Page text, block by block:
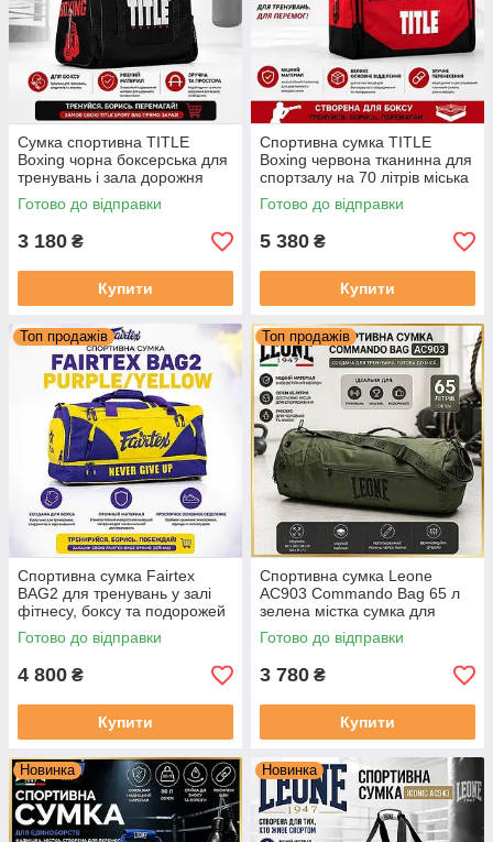
Сумка спортивна TITLE
Boxing чорна боксерська для
тренувань і зала дорожня
містка
Готово до відправки
3 180 ₴
Купити
Спортивна сумка TITLE
Boxing червона тканинна для
спортзалу на 70 літрів міська
дорожня
Готово до відправки
5 380 ₴
Купити
Топ продажів
Спортивна сумка Fairtex
BAG2 для тренувань у залі
фітнесу, боксу та подорожей
Сумка для спорту
Готово до відправки
4 800 ₴
Купити
Топ продажів
Cпортивна сумка Leone
AC903 Commando Bag 65 л
зелена містка сумка для
тренувань і зали
Готово до відправки
3 780 ₴
Купити
Новинка Новинка